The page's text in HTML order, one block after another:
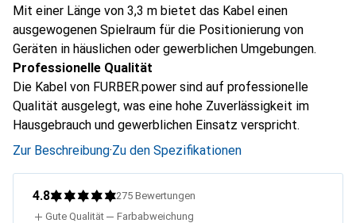
Mit einer Länge von 3,3 m bietet das Kabel einen
ausgewogenen Spielraum für die Positionierung von
Geräten in häuslichen oder gewerblichen Umgebungen.
Professionelle Qualität
Die Kabel von FURBER.power sind auf professionelle
Qualität ausgelegt, was eine hohe Zuverlässigkeit im
Hausgebrauch und gewerblichen Einsatz verspricht.
Zur Beschreibung·Zu den Spezifikationen
4.8 275 Bewertungen
Gute Qualität
Farbabweichung